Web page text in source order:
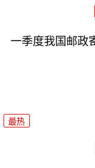
一季度我国邮政
最热